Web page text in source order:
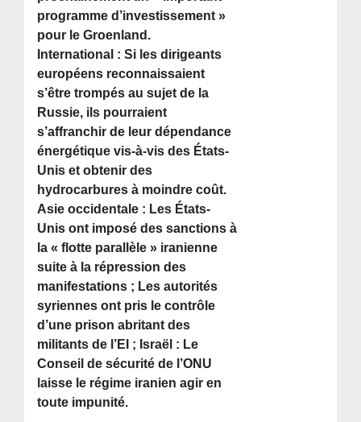
programme d’investissement »
pour le Groenland.
International : Si les dirigeants
européens reconnaissaient
s’être trompés au sujet de la
Russie, ils pourraient
s’affranchir de leur dépendance
énergétique vis-à-vis des États-
Unis et obtenir des
hydrocarbures à moindre coût.
Asie occidentale : Les États-
Unis ont imposé des sanctions à
la « flotte parallèle » iranienne
suite à la répression des
manifestations ; Les autorités
syriennes ont pris le contrôle
d’une prison abritant des
militants de l’EI ; Israël : Le
Conseil de sécurité de l’ONU
laisse le régime iranien agir en
toute impunité.